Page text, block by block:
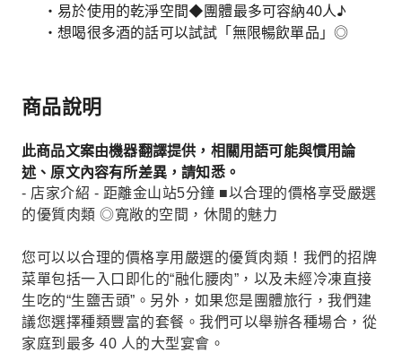
・易於使用的乾淨空間◆團體最多可容納40人♪
・想喝很多酒的話可以試試「無限暢飲單品」◎
商品說明
此商品文案由機器翻譯提供，相關用語可能與慣用論
述、原文內容有所差異，請知悉。
- 店家介紹 - 距離金山站5分鐘 ■以合理的價格享受嚴選
的優質肉類 ◎寬敞的空間，休閒的魅力
您可以以合理的價格享用嚴選的優質肉類！我們的招牌
菜單包括一入口即化的“融化腰肉”，以及未經冷凍直接
生吃的“生鹽舌頭”。另外，如果您是團體旅行，我們建
議您選擇種類豐富的套餐。我們可以舉辦各種場合，從
家庭到最多 40 人的大型宴會。